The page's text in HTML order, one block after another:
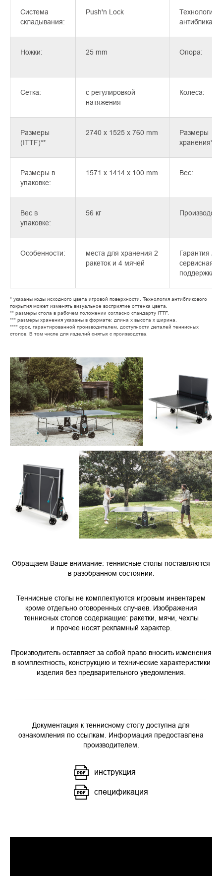
Система
складывания:
Push'n Lock
Технология
антиблика:
Ножки: 25 mm Опора:
Сетка:
с регулировкой
натяжения
Колеса:
Размеры
(ITTF)**
2740 x 1525 x 760 mm
Размеры
хранения***
Размеры в
упаковке:
1571 x 1414 x 100 mm Вес:
Вес в
упаковке:
56 кг
Особенности:
места для хранения 2
ракеток и 4 мячей
Гарантия /
сервисная
* указаны коды исходного цвета игровой поверхности. Технология антибликового
покрытия может изменять визуальное восприятие оттенка цвета.
** размеры стола в рабочем положении согласно стандарту ITTF.
*** размеры хранения указаны в формате: длина х высота х ширина.
**** срок, гарантированной производителем, доступности деталей теннисных
столов. В том числе для изделий снятых с производства.
Обращаем Ваше внимание: теннисные столы поставляются
в разобранном состоянии.
Теннисные столы не комплектуются игровым инвентарем
кроме отдельно оговоренных случаев. Изображения
теннисных столов содержащие: ракетки, мячи, чехлы
и прочее носят рекламный характер.
Производитель оставляет за собой право вносить изменения
в комплектность, конструкцию и технические характеристики
изделия без предварительного уведомления.
Документация к теннисному столу доступна для
ознакомления по ссылкам. Информация предоставлена
производителем.
инструкция
спецификация